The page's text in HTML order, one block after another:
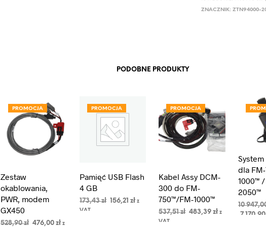
ZNACZNIK:ZTN94000-
PODOBNE PRODUKTY
PROMOCJA
Zestaw
okablowania,
PWR, modem
GX450
528,90zł Pierwotna
476,00 złAktualna
z
PROMOCJA
Pamięć USB Flash
4 GB
173,43zł Pierwotna
156,21złAktualna
wynosi:
z
VAT
PROMOCJA
Kabel Assy DCM-
300 do FM-
750™/FM-1000™
537,51zł Pierwotna
483,39złAktualna
z
VAT
dla
1000™ /
2050™
10
7 170,90